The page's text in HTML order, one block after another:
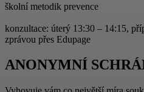
školní metodik prevence
konzultace: úterý 13:30 – 14:15,
zprávou přes Edupage
ANONYMNÍ